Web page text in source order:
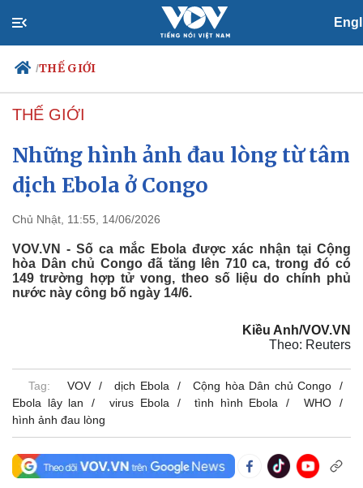
/THẾ GIỚI
Chính trị
Đảng
Tổ chức nhân sự
Nhận diện sự thật
Xã hội
Việc làm
Biển đảo
THẾ GIỚI
Những hình ảnh đau lòng từ tâm
dịch Ebola ở Congo
Chủ Nhật, 11:55, 14/06/2026
VOV.VN - Số ca mắc Ebola được xác nhận tại Cộng
hòa Dân chủ Congo đã tăng lên 710 ca, trong đó có
149 trường hợp tử vong, theo số liệu do chính phủ
nước này công bố ngày 14/6.
Kiều Anh/VOV.VN
Theo: Reuters
Tag: VOV dịch Ebola
Cộng hòa Dân chủ Congo
Ebola lây lan
virus Ebola tình hình Ebola
WHO
hình ảnh đau lòng